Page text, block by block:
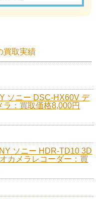
買取実績
ソニー DSC-HX60V デ
ラ：買取価格8,000円
ソニー HDR-TD10 3D
カメラレコーダー：買